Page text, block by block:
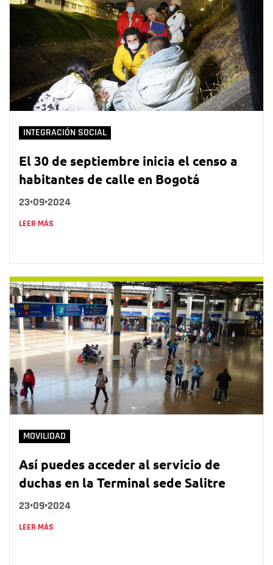
INTEGRACIÓN SOCIAL
El 30 de septiembre inicia el censo a
habitantes de calle en Bogotá
23•09•2024
LEER MÁS
MOVILIDAD
Así puedes acceder al servicio de
duchas en la Terminal sede Salitre
23•09•2024
LEER MÁS